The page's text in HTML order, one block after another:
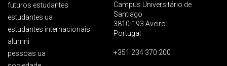
futuros estudantes
estudantes ua
estudantes internacionais
alumni
pessoas ua
Campus Universitário de
Santiago
3810-193 Aveiro
Portugal
+351 234 370 200